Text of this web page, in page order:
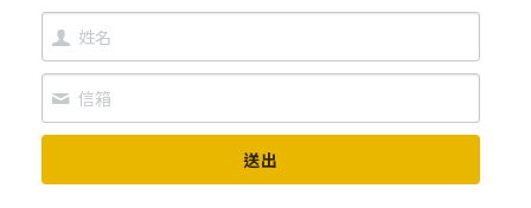
歐洲
英語家教
雅思考試相關
搜索
繁體中文
繁體中文
info@omniedu.co
立即諮詢
UTAS
SUT
Bond University
澳洲產業介紹
送出